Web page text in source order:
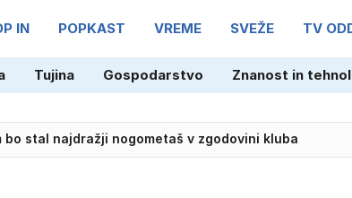
IN POPKAST VREME SVEŽE TV
Tujina Gospodarstvo Znanost in
sistema za sprejem klicev 112 zagotovili 840.000